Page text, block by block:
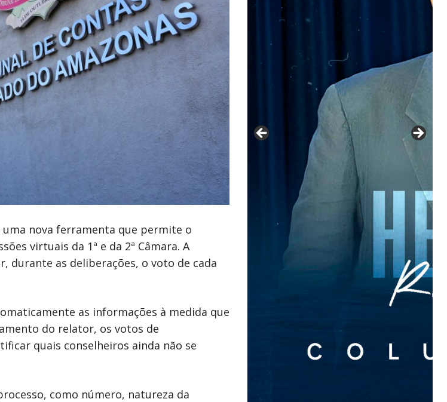
uma nova ferramenta que permite o
virtuais da 1ª e da 2ª Câmara. A
durante as deliberações, o voto de cada
as informações à medida que
do relator, os votos de
quais conselheiros ainda não se
como número, natureza da